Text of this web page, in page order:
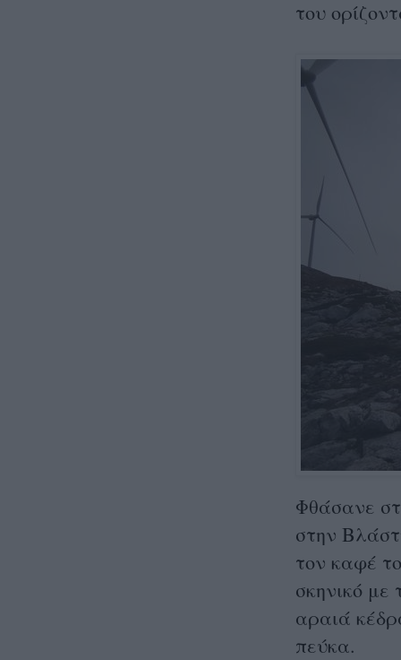
του
Φθάσανε
στην
τον καφέ
σκηνικό με
αραιά
πεύκα.